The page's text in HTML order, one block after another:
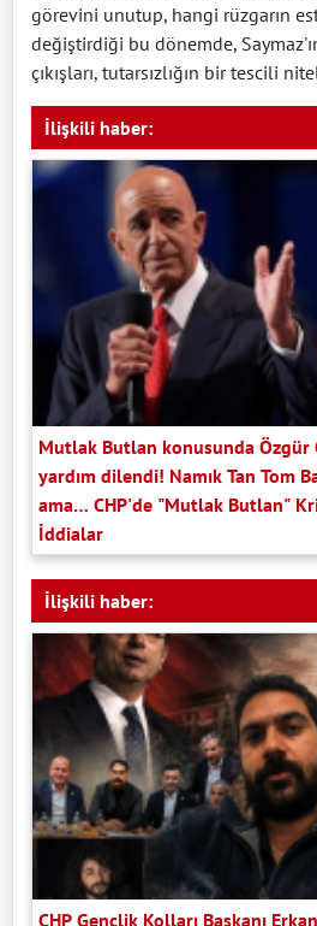
görevini unutup, hangi rüzgarın
değiştirdiği bu dönemde,
çıkışları, tutarsızlığın bir tescili
İlişkili haber:
Mutlak Butlan konusunda Özgür
yardım dilendi! Namık Tan Tom
ama… CHP'de "Mutlak Butlan"
İddialar
İlişkili haber:
CHP Gençlik Kolları Başkanı